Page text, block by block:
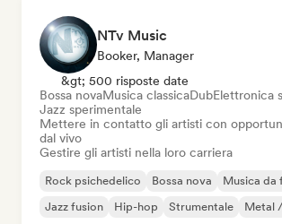
NTv Music
Booker, Manager
&gt; 500 risposte date
Bossa novaMusica classicaDubElettronica
Jazz sperimentale
Mettere in contatto gli artisti con
dal vivo
Gestire gli artisti nella loro carriera
Rock psichedelico Bossa nova Musica da
Jazz fusion
Hip-hop Strumentale Metal